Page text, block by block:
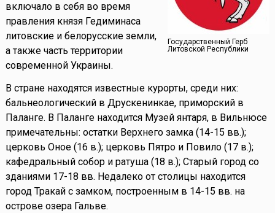
Государственный Герб
Литовской Республики
включало в себя во время
правления князя Гедиминаса
литовские и белорусские земли,
а также часть территории
современной Украины.
В стране находятся известные курорты, среди них:
бальнеологический в Друскенинкае, приморский в
Паланге. В Паланге находится Музей янтаря, в Вильнюсе
примечательны: остатки Верхнего замка (14-15 вв.);
церковь Оное (16 в.); церковь Пятро и Повило (17 в.);
кафедральный собор и ратуша (18 в.); Старый город со
зданиями 17-18 вв. Недалеко от столицы находится
город Тракай с замком, построенным в 14-15 вв. на
острове озера Гальве.